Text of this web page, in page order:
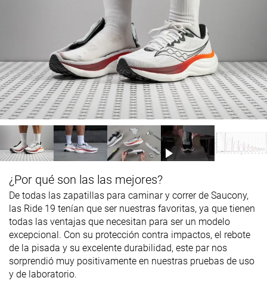
¿Por qué son las las mejores?
De todas las zapatillas para caminar y correr de Saucony,
las Ride 19 tenían que ser nuestras favoritas, ya que tienen
todas las ventajas que necesitan para ser un modelo
excepcional. Con su protección contra impactos, el rebote
de la pisada y su excelente durabilidad, este par nos
sorprendió muy positivamente en nuestras pruebas de uso
y de laboratorio.